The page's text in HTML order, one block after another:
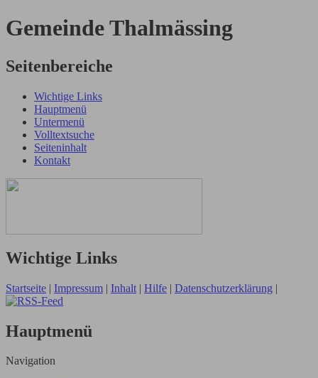
Gemeinde Thalmässing
Seitenbereiche
Wichtige Links
Hauptmenü
Untermenü
Volltextsuche
Seiteninhalt
Kontakt
Wichtige Links
Startseite | Impressum | Inhalt | Hilfe | Datenschutzerklärung |
Hauptmenü
Navigation